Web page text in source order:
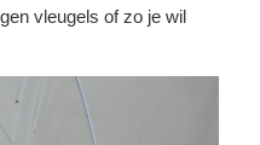
vleugels of zo je wil